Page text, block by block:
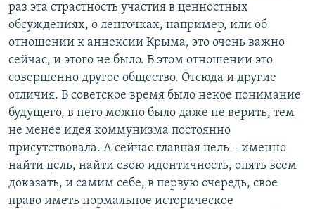
раз эта страстность участия в ценностных
обсуждениях, о ленточках, например, или об
отношении к аннексии Крыма, это очень важно
сейчас, и этого не было. В этом отношении это
совершенно другое общество. Отсюда и другие
отличия. В советское время было некое понимание
будущего, в него можно было даже не верить, тем
не менее идея коммунизма постоянно
присутствовала. А сейчас главная цель – именно
найти цель, найти свою идентичность, опять всем
доказать, и самим себе, в первую очередь, свое
право иметь нормальное историческое